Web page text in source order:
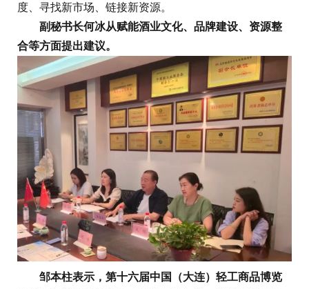
度、寻找新市场、链接新资源。
副秘书长何冰从赋能酒业文化、品牌建设、资源整
合等方面提出建议。
邹本柱表示，第十六届中国（大连）轻工商品博览